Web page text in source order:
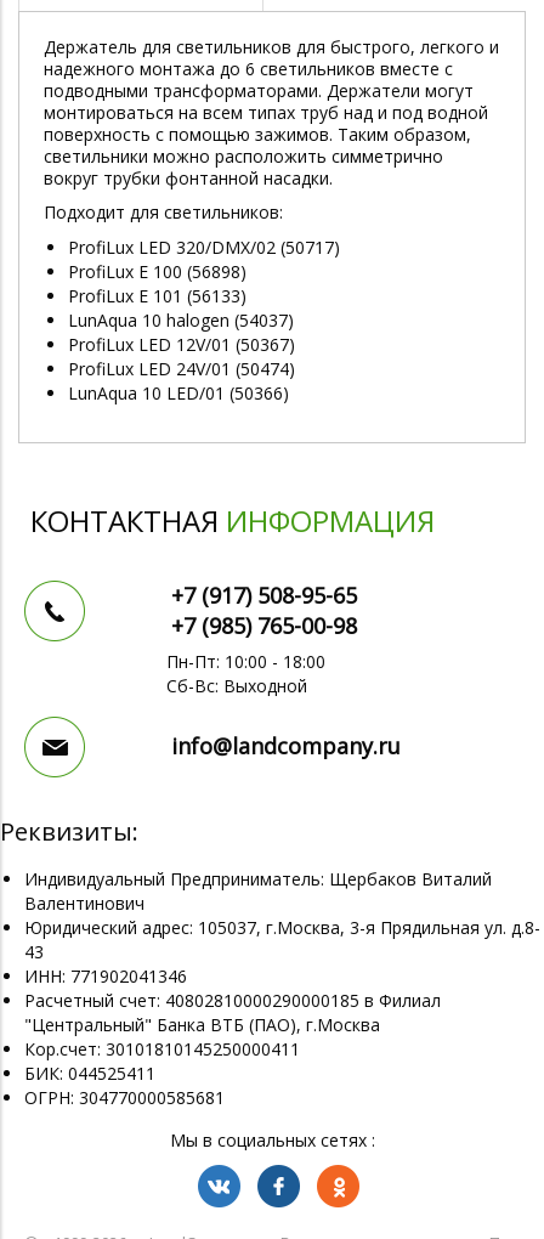
Держатель для светильников для быстрого, легкого и
надежного монтажа до 6 светильников вместе с
подводными трансформаторами. Держатели могут
монтироваться на всем типах труб над и под водной
поверхность с помощью зажимов. Таким образом,
светильники можно расположить симметрично
вокруг трубки фонтанной насадки.
Подходит для светильников:
ProfiLux LED 320/DMX/02 (50717)
ProfiLux E 100 (56898)
ProfiLux E 101 (56133)
LunAqua 10 halogen (54037)
ProfiLux LED 12V/01 (50367)
ProfiLux LED 24V/01 (50474)
LunAqua 10 LED/01 (50366)
КОНТАКТНАЯ ИНФОРМАЦИЯ
+7 (917) 508-95-65
+7 (985) 765-00-98
Пн-Пт: 10:00 - 18:00
Сб-Вс: Выходной
info@landcompany.ru
Реквизиты:
Индивидуальный Предприниматель: Щербаков Виталий
Валентинович
Юридический адрес: 105037, г.Москва, 3-я Прядильная ул. д.8-
43
ИНН: 771902041346
Расчетный счет: 40802810000290000185 в Филиал
"Центральный" Банка ВТБ (ПАО), г.Москва
Кор.счет: 30101810145250000411
БИК: 044525411
ОГРН: 304770000585681
Мы в социальных сетях :